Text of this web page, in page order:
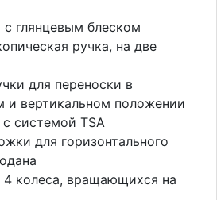
с глянцевым блеском
ручка, на две
для переноски в
и вертикальном положении
системой TSA
для горизонтального
колеса, вращающихся на